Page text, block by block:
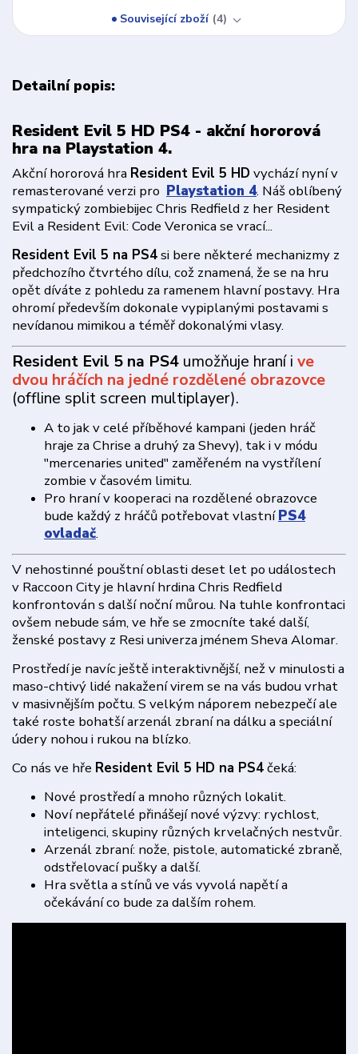
Související zboží 4
Detailní popis:
Resident Evil 5 HD PS4 - akční hororová
hra na Playstation 4.
Akční hororová hra Resident Evil 5 HD vychází nyní v
remasterované verzi pro Playstation 4. Náš oblíbený
sympatický zombiebijec Chris Redfield z her Resident
Evil a Resident Evil: Code Veronica se vrací...
Resident Evil 5 na PS4si bere některé mechanizmy z
předchozího čtvrtého dílu, což znamená, že se na hru
opět díváte z pohledu za ramenem hlavní postavy. Hra
ohromí především dokonale vypiplanými postavami s
nevídanou mimikou a téměř dokonalými vlasy.
Resident Evil 5 na PS4 umožňuje hraní i ve
dvou hráčích na jedné rozdělené obrazovce
(offline split screen multiplayer).
A to jak v celé příběhové kampani (jeden hráč
hraje za Chrise a druhý za Shevy), tak i v módu
"mercenaries united" zaměřeném na vystřílení
zombie v časovém limitu.
Pro hraní v kooperaci na rozdělené obrazovce
bude každý z hráčů potřebovat vlastníPS4
ovladač.
V nehostinné pouštní oblasti deset let po událostech
v Raccoon City je hlavní hrdina Chris Redfield
konfrontován s další noční můrou. Na tuhle konfrontaci
ovšem nebude sám, ve hře se zmocníte také další,
ženské postavy z Resi univerza jménem Sheva Alomar.
Prostředí je navíc ještě interaktivnější, než v minulosti a
maso-chtivý lidé nakažení virem se na vás budou vrhat
v masivnějším počtu. S velkým náporem nebezpečí ale
také roste bohatší arzenál zbraní na dálku a speciální
údery nohou i rukou na blízko.
Co nás ve hře Resident Evil 5 HD na PS4čeká:
Nové prostředí a mnoho různých lokalit.
Noví nepřátelé přinášejí nové výzvy: rychlost,
inteligenci, skupiny různých krvelačných nestvůr.
Arzenál zbraní: nože, pistole, automatické zbraně,
odstřelovací pušky a další.
Hra světla a stínů ve vás vyvolá napětí a
očekávání co bude za dalším rohem.